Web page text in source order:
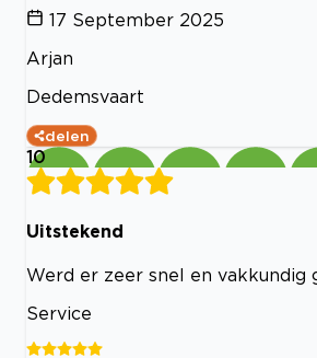
17 September 2025
Arjan
Dedemsvaart
delen
10
Uitstekend
Werd er zeer snel en vakkundig
Service